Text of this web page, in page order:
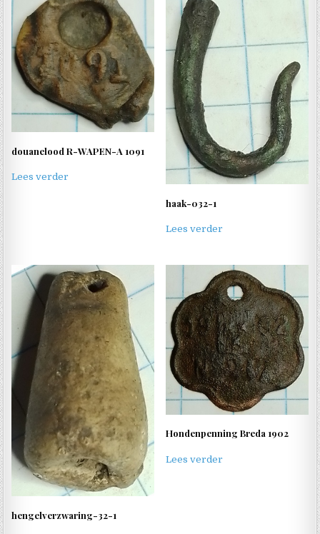
douanelood R-WAPEN-A 1091
Lees verder
haak-032-1
Lees verder
hengelverzwaring-32-1
Hondenpenning Breda 1902
Lees verder